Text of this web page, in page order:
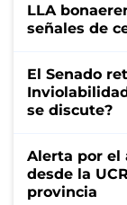
LLA
señales de
El Senado
se discute?
Alerta por el
desde la
provincia